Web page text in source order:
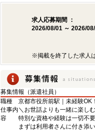
求人応募期間 ：
2026/08/01 ～ 2026/
※掲載を終了した求人
募集情報（派遣社員）
職種
京都市役所前駅｜未経験OK
仕事内
容
＼お世話よりも一緒に楽し
特別な資格や経験は一切不要
まずは利用者さんに付き添